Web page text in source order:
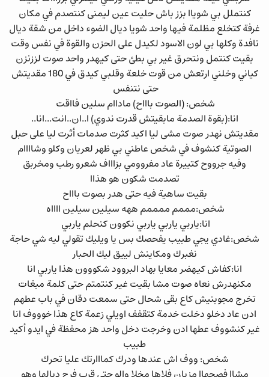
كنتملل بي شوياا بزز باش حليت عين ليمنى كنتصدم في مكان
غرفة كتخلع مظلمة فيها واحد شويا ديال الضوء داخل من شقة ديال
نافدة وكلها بي لون الاسود لكيدل على الحزن والقوة في نفس وقت
بقيت كنتمل ونتحرق غير بي بطئ حتى كيهدر واحد صوت لززنزن
كياني وخلني ارتعش من قوت خلعة وقلبي كيدق في 180 مقديتش
حتى نتنفس
شخص: (الصوت باااح) ماداام سلين فااقت
انا:(بقوة الصدمة مابقيتش قدرت ندوي) ا..ان..انت...انا..
مقديتش نهدر صوت مشى ليا اكيد كثرت صدمات أثرت ليا على حبل
الصوتية كنشوف في شخص عاطني بي ظهر لعريان وكلو وشاااام
وفيه جرووح كتييرة عاد مفروومي بزاااف شعرو رطب ومخربق
تصدمت شكون هو هذاا
بقيت ساهية فيه حتى هدر بصوت باااح
شخص:مممم ممممم ههه سيلين سيلين ااااه
انا:ياربي ياربي ياربي نكوون كنحلم ياربي
شخص:غادي يجي طبيب يفحصك بس يا ويليك تقولي ليه شي حاجة
نغبرك ومكاينش لييق ليك الحبار
انا:كفاش كيهضر معايا بهاد البروود شكووون هذا ياربي انا
مكنهدرش نعاه صوت مشا بقيت غير كنتمتم حتى كلمة مبغات
تخرج مجوبنيش كاع بقى شحال حتى سمعت دقان في باب عطهم
ادن عاد دخلو دخلت خدمة كتقفف اويلي زعمة كاع هذا خوووف انا
غير كنشووف عطها ادن وخرجت دخل واحد هز محفظة في ايدو أكيد
طبيب
شخص: ووف اش عندها ودرك كمااارتك عليا تحرك